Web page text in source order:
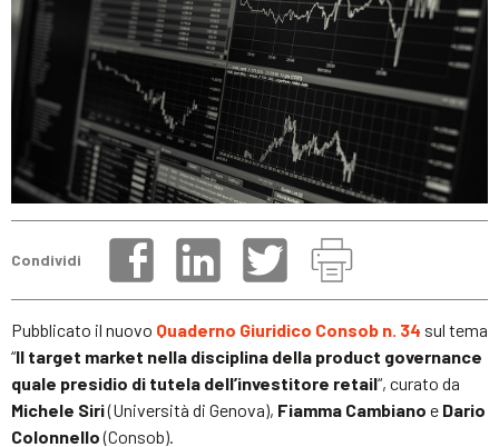
Condividi
Pubblicato il nuovo Quaderno Giuridico Consob n. 34 sul tema
“Il target market nella disciplina della product governance
quale presidio di tutela dell’investitore retail“, curato da
Michele Siri(Università di Genova), Fiamma Cambiano e Dario
Colonnello(Consob).